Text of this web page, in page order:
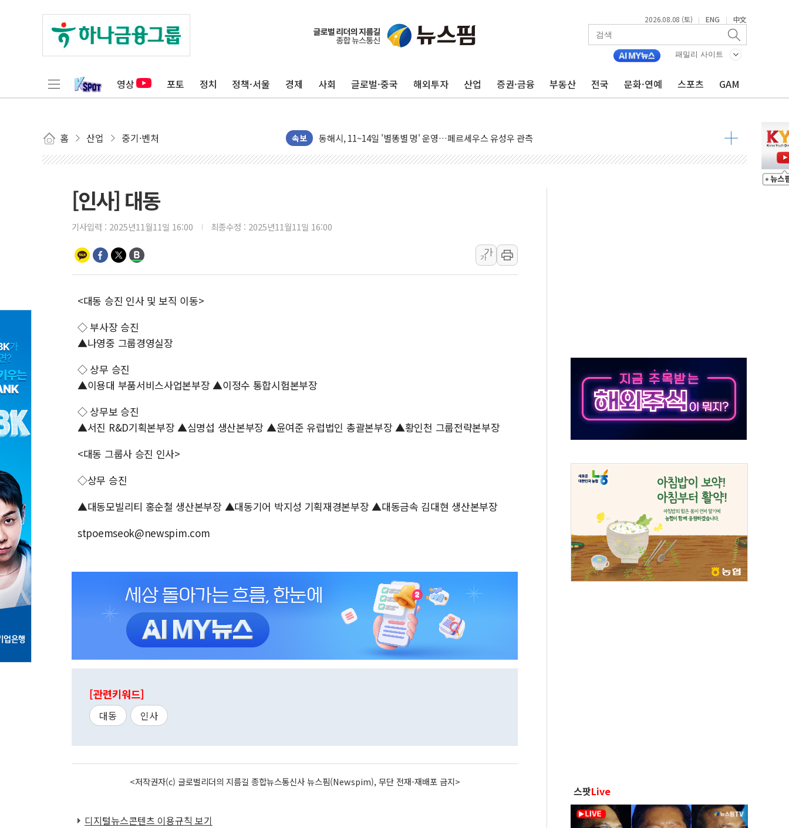
2026.08.08 (토) | ENG | 中文
패밀리 사이트
영상 포토 정치 정책·서울 경제 사회 글로벌·중국 해외투자 산업 증권·금융 부동산 전국 문화·연예 스포츠 GAM
홈 산업 중기·벤처 속보
中 전방위 아파트 부양, 수도 베이징도 부동산 규제 철폐
동해시, 11~14일 '별똥별 멍' 운영…페르세우스 유성우 관측
강원 중·남부 동해안 시간당 50mm 이상 폭우…호우경보 발효
폭염에 車 운전면허 기능시험 오전 집중 편성…체감온도 38도 넘으면 중단
'호우 특보' 경북 울진 시간당 20~30mm 강한 비...가뭄 해소될 듯
주말 무더위·열대야 지속…내륙 곳곳 소나기
오세훈 "용산공원 주택 검토, 민주당 스스로 원칙 뒤집는 것"
충북 주말 무더위 지속…청주·진천 35도, 곳곳 소나기
유럽증시, 美 고용 예상 밖 부진에 연준 금리 인상 가능성 낮아지며 상승… STOXX 600 지수는 나흘 연속 최고치
[종합] 이슬람 수니파 3국, '공동방위협정' 체결… 이스라엘·이란 위협에 맞설 자체 억지력 강화
트럼프, 백신·자폐증 행정명령 검토…"이르면 다음 주"
[인사] 대동
기사입력 : 2025년11월11일 16:00 최종수정 : 2025년11월11일 16:00
가
가
<대동 승진 인사 및 보직 이동>
◇ 부사장 승진
▲나영중 그룹경영실장
◇ 상무 승진
▲이용대 부품서비스사업본부장 ▲이정수 통합시험본부장
◇ 상무보 승진
▲서진 R&D기획본부장 ▲심명섭 생산본부장 ▲윤여준 유럽법인 총괄본부장 ▲황인천 그룹전략본부장
<대동 그룹사 승진 인사>
◇상무 승진
▲대동모빌리티 홍순철 생산본부장 ▲대동기어 박지성 기획재경본부장 ▲대동금속 김대현 생산본부장
stpoemseok@newspim.com
[관련키워드]
대동 인사
<저작권자(c) 글로벌리더의 지름길 종합뉴스통신사 뉴스핌(Newspim), 무단 전재-재배포 금지>
디지털뉴스콘텐츠 이용규칙 보기
스팟Live